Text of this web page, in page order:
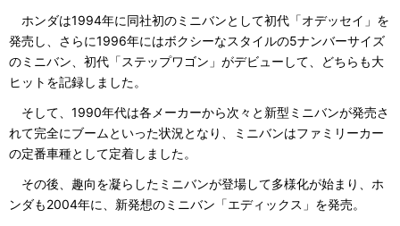
ホンダは1994年に同社初のミニバンとして初代「オデッセイ」を
発売し、さらに1996年にはボクシーなスタイルの5ナンバーサイズ
のミニバン、初代「ステップワゴン」がデビューして、どちらも大
ヒットを記録しました。
そして、1990年代は各メーカーから次々と新型ミニバンが発売さ
れて完全にブームといった状況となり、ミニバンはファミリーカー
の定番車種として定着しました。
その後、趣向を凝らしたミニバンが登場して多様化が始まり、ホ
ンダも2004年に、新発想のミニバン「エディックス」を発売。